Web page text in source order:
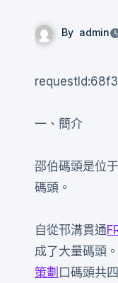
By admin
一、簡介
邵伯碼頭是位
碼頭。
自從邗溝貫通
成了大量碼頭
策劃 口碼頭共